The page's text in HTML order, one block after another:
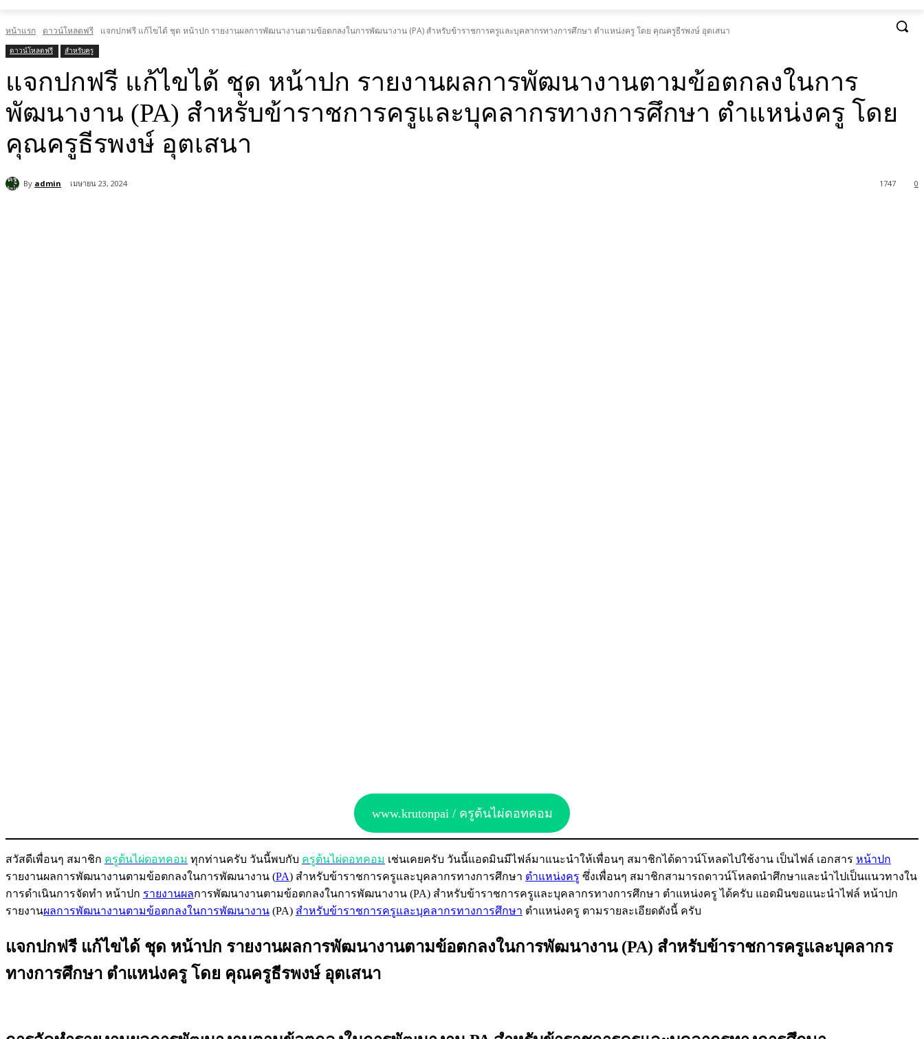
หน้าแรก ดาวน์โหลดฟรี แจกปกฟรี แก้ไขได้ ชุด หน้าปก รายงานผลการพัฒนางานตามข้อตกลงในการพัฒนางาน (PA) สำหรับข้าราชการครูและบุคลากรทางการศึกษา ตำแหน่งครู โดย คุณครูธีรพงษ์ อุตเสนา
ดาวน์โหลดฟรี สำหรับครู
แจกปกฟรี แก้ไขได้ ชุด หน้าปก รายงานผลการพัฒนางานตามข้อตกลงในการ
พัฒนางาน (PA) สำหรับข้าราชการครูและบุคลากรทางการศึกษา ตำแหน่งครู โดย
คุณครูธีรพงษ์ อุตเสนา
By admin เมษายน 23, 2024 0
1747
www.krutonpai / ครูต้นไผ่ดอทคอม
สวัสดีเพื่อนๆ สมาชิก ครูต้นไผ่ดอทคอม ทุกท่านครับ วันนี้พบกับ ครูต้นไผ่ดอทคอม เช่นเคยครับ วันนี้แอดมินมีไฟล์มาแนะนำให้เพื่อนๆ สมาชิกได้ดาวน์โหลดไปใช้งาน เป็นไฟล์ เอกสาร หน้าปก
รายงานผลการพัฒนางานตามข้อตกลงในการพัฒนางาน (PA) สำหรับข้าราชการครูและบุคลากรทางการศึกษา ตำแหน่งครู ซึ่งเพื่อนๆ สมาชิกสามารถดาวน์โหลดนำศึกษาและนำไปเป็นแนวทางใน
การดำเนินการจัดทำ หน้าปก รายงานผลการพัฒนางานตามข้อตกลงในการพัฒนางาน (PA) สำหรับข้าราชการครูและบุคลากรทางการศึกษา ตำแหน่งครู ได้ครับ แอดมินขอแนะนำไฟล์ หน้าปก
รายงานผลการพัฒนางานตามข้อตกลงในการพัฒนางาน (PA) สำหรับข้าราชการครูและบุคลากรทางการศึกษา ตำแหน่งครู ตามรายละเอียดดังนี้ ครับ
แจกปกฟรี แก้ไขได้ ชุด หน้าปก รายงานผลการพัฒนางานตามข้อตกลงในการพัฒนางาน (PA) สำหรับข้าราชการครูและบุคลากร
ทางการศึกษา ตำแหน่งครู โดย คุณครูธีรพงษ์ อุตเสนา